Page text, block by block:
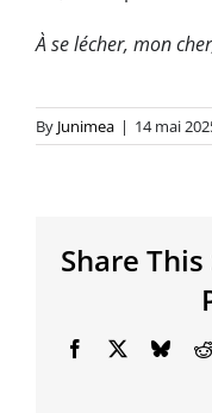
À se lécher, mon
By Junimea | 14 mai
Share
Facebook